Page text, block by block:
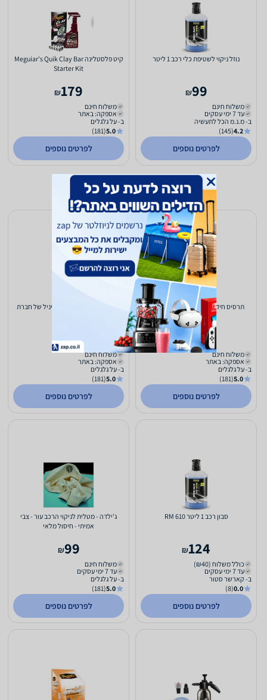
נוזל ניקוי לשטיפת כלי רכב 1 ליטר
99
₪
משלוח חינם
עד 7 ימי עסקים
ב- מ.נ.מ הכל לתעשיה
4.2
(145)
לפרטים נוספים
קיט פלסטלינה Meguiar's Quik Clay Bar
Starter Kit
179
₪
משלוח חינם
אספקה: באתר
ב- על גלגלים
5.0
(181)
לפרטים נוספים
תרסיס חידוש צמיגים Meguiar's Hot
Shine
79
₪
משלוח חינם
אספקה: באתר
ב- על גלגלים
5.0
(181)
לפרטים נוספים
חומר ל ניקוי עור ומשטחי וויניל של חברת
89
₪
משלוח חינם
אספקה: באתר
ב- על גלגלים
5.0
(181)
לפרטים נוספים
סבון רכב 1 ליטר RM 610
124
₪
כולל משלוח (₪40)
עד 7 ימי עסקים
ב- קארשר סטור
0.0
(8)
לפרטים נוספים
ג'ילדה - מטלית לניקוי הרכב עור - צבי
אמיתי - חיסול מלאי
99
₪
משלוח חינם
עד 7 ימי עסקים
ב- על גלגלים
5.0
(181)
לפרטים נוספים